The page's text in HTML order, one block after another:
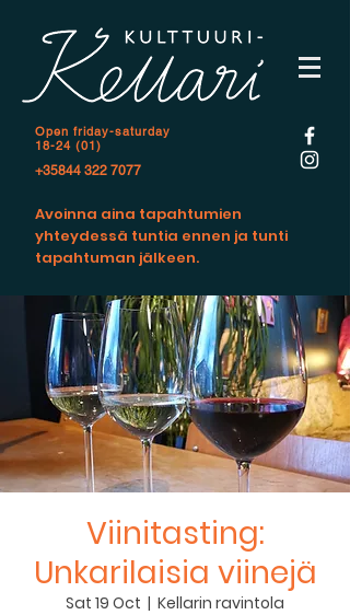
Open friday-saturday
18-24 (01)
+35844 322 7077
Avoinna aina tapahtumien
yhteydessä tuntia ennen ja tunti
tapahtuman jälkeen.
Viinitasting:
Unkarilaisia viinejä
Sat 19 Oct
  |
Kellarin ravintola